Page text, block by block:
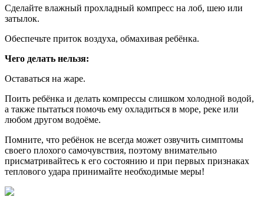
Сделайте влажный прохладный компресс на лоб, шею или
затылок.
Обеспечьте приток воздуха, обмахивая ребёнка.
Чего делать нельзя:
Оставаться на жаре.
Поить ребёнка и делать компрессы слишком холодной водой,
а также пытаться помочь ему охладиться в море, реке или
любом другом водоёме.
Помните, что ребёнок не всегда может озвучить симптомы
своего плохого самочувствия, поэтому внимательно
присматривайтесь к его состоянию и при первых признаках
теплового удара принимайте необходимые меры!